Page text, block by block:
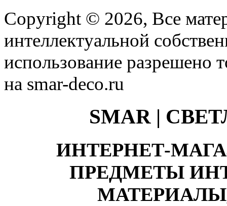
Copyright © 2026, Все
интеллектуальной
использование разрешено
на smar-deco.ru
SMAR |
ИНТЕРНЕТ-
ПРЕДМЕТЫ